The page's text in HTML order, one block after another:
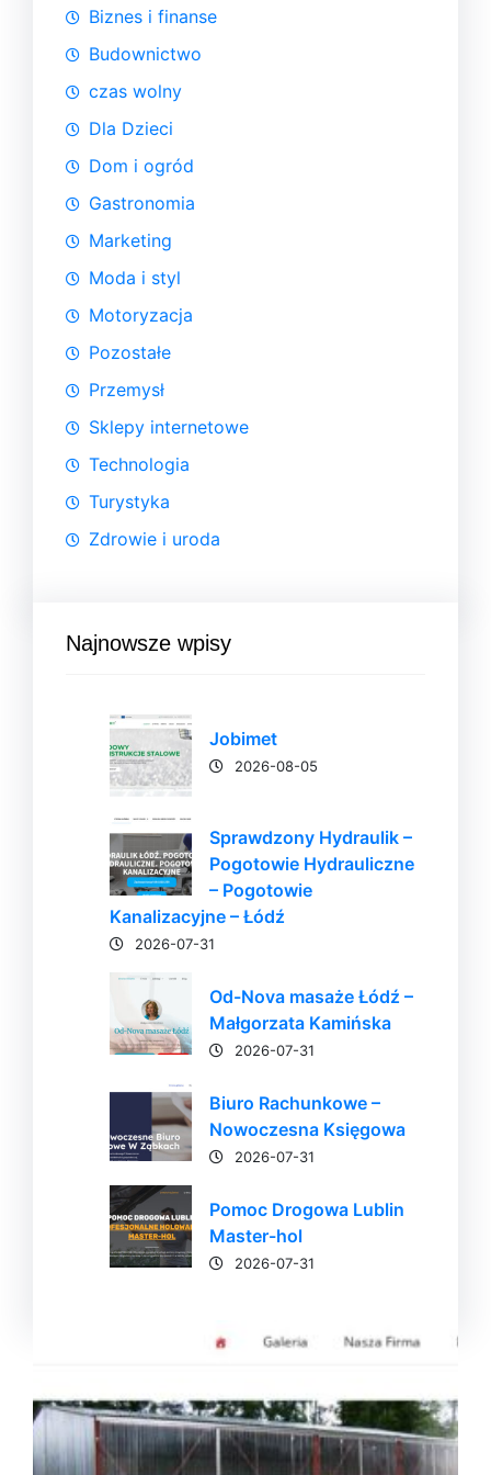
Biznes i finanse
Budownictwo
czas wolny
Dla Dzieci
Dom i ogród
Gastronomia
Marketing
Moda i styl
Motoryzacja
Pozostałe
Przemysł
Sklepy internetowe
Technologia
Turystyka
Zdrowie i uroda
Najnowsze wpisy
Jobimet
2026-08-05
Sprawdzony Hydraulik –
Pogotowie Hydrauliczne
– Pogotowie
Kanalizacyjne – Łódź
2026-07-31
Od-Nova masaże Łódź –
Małgorzata Kamińska
2026-07-31
Biuro Rachunkowe –
Nowoczesna Księgowa
2026-07-31
Pomoc Drogowa Lublin
Master-hol
2026-07-31